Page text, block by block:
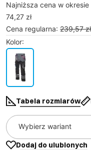
Najniższa cena w
74,27 zł
Cena regularna: 239,57 zł
Kolor:
Tabela rozmiarów
Wybierz wariant
Dodaj do ulubionych